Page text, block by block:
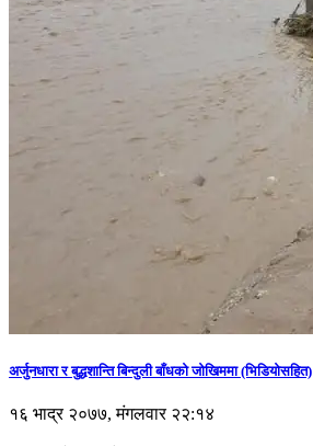
अर्जुनधारा र बुद्धशान्ति बिन्दुली बाँधको जोखिममा (भिडियाेसहित)
१६ भाद्र २०७७, मंगलवार २२:१४